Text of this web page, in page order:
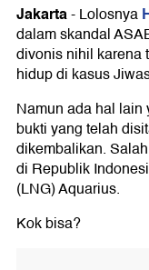
Jakarta-Lolosnya
dalam skandal
divonis nihil karena
hidup di kasus
Namun ada hal
bukti yang telah
dikembalikan.
di Republik
(LNG) Aquarius.
Kok bisa?